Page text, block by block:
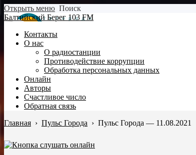
Открыть меню Поиск
Балтийский Берег 103 FM
Контакты
О нас
О радиостанции
Противодействие коррупции
Обработка персональных данных
Онлайн
Авторы
Счастливое число
Обратная связь
Главная › Пульс Города › Пульс Города — 11.08.2021